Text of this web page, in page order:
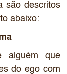
são descritos
abaixo:
alguém que
do ego com